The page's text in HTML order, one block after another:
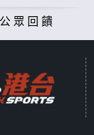
公眾回饋